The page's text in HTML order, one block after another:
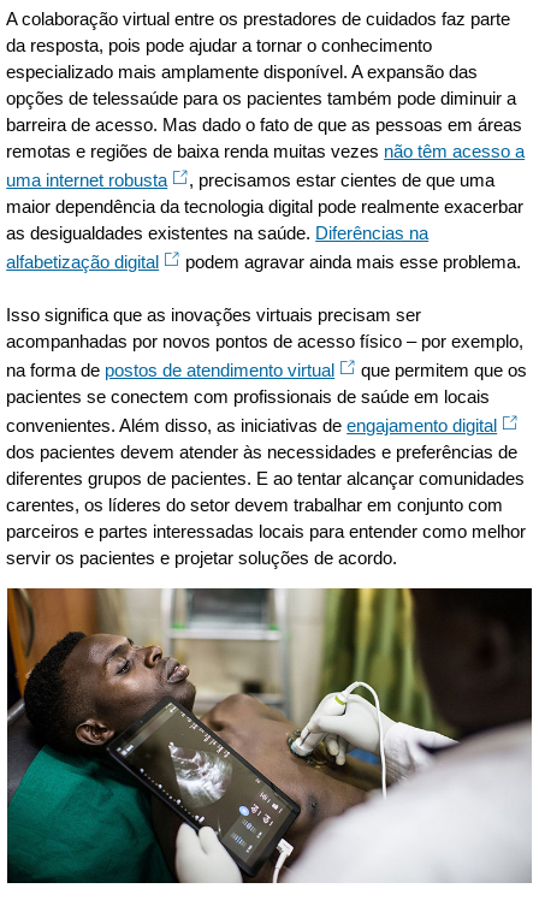
A colaboração virtual entre os prestadores de cuidados faz parte
da resposta, pois pode ajudar a tornar o conhecimento
especializado mais amplamente disponível. A expansão das
opções de telessaúde para os pacientes também pode diminuir a
barreira de acesso. Mas dado o fato de que as pessoas em áreas
remotas e regiões de baixa renda muitas vezes não têm acesso a
uma internet robusta
, precisamos estar cientes de que uma
maior dependência da tecnologia digital pode realmente exacerbar
as desigualdades existentes na saúde. Diferências na
alfabetização digital
podem agravar ainda mais esse problema.
Isso significa que as inovações virtuais precisam ser
acompanhadas por novos pontos de acesso físico – por exemplo,
na forma de postos de atendimento virtual
que permitem que os
pacientes se conectem com profissionais de saúde em locais
convenientes. Além disso, as iniciativas deengajamento digital
dos pacientes devem atender às necessidades e preferências de
diferentes grupos de pacientes. E ao tentar alcançar comunidades
carentes, os líderes do setor devem trabalhar em conjunto com
parceiros e partes interessadas locais para entender como melhor
servir os pacientes e projetar soluções de acordo.